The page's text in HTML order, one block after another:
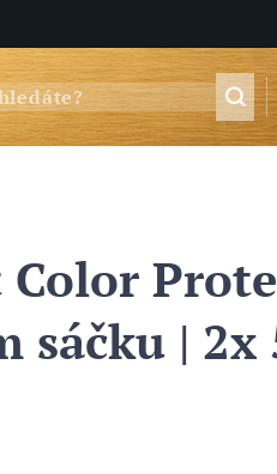
sáčku | 2x